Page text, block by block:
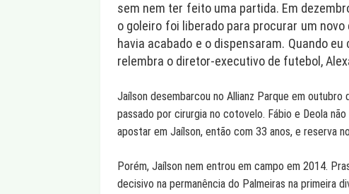
sem nem ter feito uma partida. Em
o goleiro foi liberado para procurar um
havia acabado e o dispensaram. Quando
relembra o diretor-executivo de futebol,
Jaílson desembarcou no Allianz Parque em outubro
passado por cirurgia no cotovelo. Fábio e Deola
apostar em Jaílson, então com 33 anos, e reserva
Porém, Jaílson nem entrou em campo em 2014.
decisivo na permanência do Palmeiras na primeira